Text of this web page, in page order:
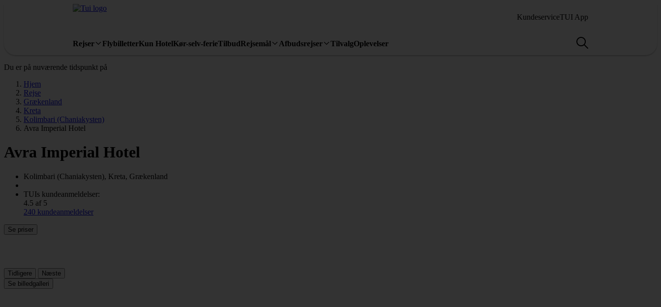
KundeserviceTUI App
Rejser FlybilletterKun HotelKør-selv-ferieTilbudRejsemål Afbudsrejser TilvalgOplevelser
Du er på nuværende tidspunkt på
Hjem
Rejse
Grækenland
Kreta
Kolimbari (Chaniakysten)
Avra Imperial Hotel
Avra Imperial Hotel
Kolimbari (Chaniakysten), Kreta, Grækenland
TUIs kundeanmeldelser:
4.5 af 5
240 kundeanmeldelser
Se priser
Tidligere
Næste
Se billedgalleri